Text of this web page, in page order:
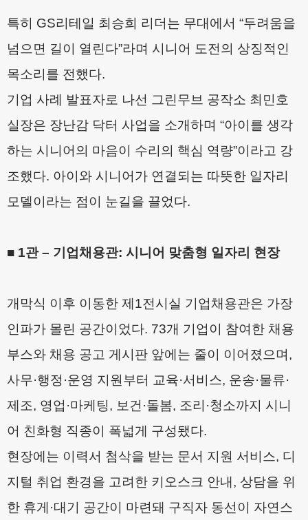
특히 GS리테일 최승희 리더는 무대에서 “두려움을
넘으면 길이 열린다”라며 시니어 도전의 상징적인
목소리를 전했다.
기업 사례 발표자로 나선 그린무브 공작소 최민호
실장은 장난감 닥터 사업을 소개하며 “아이를 생각
하는 시니어의 마음이 수리의 핵심 역량”이라고 강
조했다. 아이와 시니어가 연결되는 따뜻한 일자리
모델이라는 점이 눈길을 끌었다.
■ 1관– 기업채용관: 시니어 맞춤형 일자리 현장
개막식 이후 이동한 제1전시실 기업채용관은 가장
인파가 몰린 공간이었다. 73개 기업이 참여한 채용
부스와 채용 공고 게시판 앞에는 줄이 이어졌으며,
사무·행정 ·운영 지원부터 교육·서비스, 운송·물류·
제조, 영업 ·마케팅, 보건 ·돌봄, 조리 ·청소까지 시니
어 친화형 직종이 폭넓게 구성됐다.
현장에는 이력서 첨삭을 받는 문서 지원 서비스, 디
지털 취업 환경을 고려한 키오스크 안내, 상담을 위
한 휴게·대기 공간이 마련돼 구직자 동선이 자연스